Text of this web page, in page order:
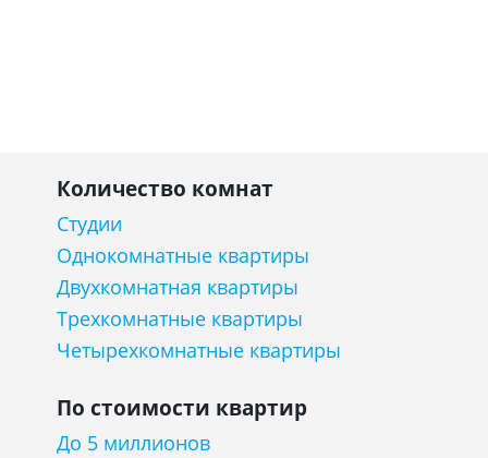
Количество комнат
Студии
Однокомнатные квартиры
Двухкомнатная квартиры
Трехкомнатные квартиры
Четырехкомнатные квартиры
По стоимости квартир
До 5 миллионов